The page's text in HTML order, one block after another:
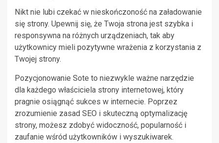
Nikt nie lubi czekać w nieskończoność na załadowanie
się strony. Upewnij się, że Twoja strona jest szybka i
responsywna na różnych urządzeniach, tak aby
użytkownicy mieli pozytywne wrażenia z korzystania z
Twojej strony.
Pozycjonowanie Sote to niezwykle ważne narzędzie
dla każdego właściciela strony internetowej, który
pragnie osiągnąć sukces w internecie. Poprzez
zrozumienie zasad SEO i skuteczną optymalizację
strony, możesz zdobyć widoczność, popularność i
zaufanie wśród użytkowników i wyszukiwarek.